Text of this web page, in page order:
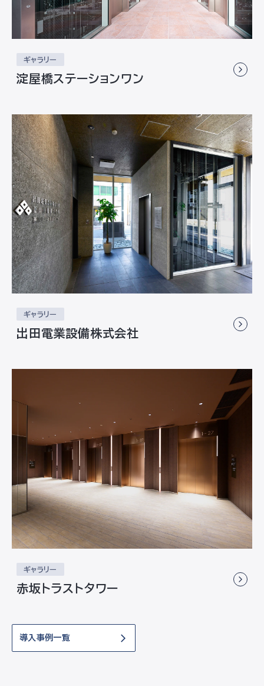
ギャラリー
淀屋橋ステーションワン
ギャラリー
出田電業設備株式会社
ギャラリー
赤坂トラストタワー
導入事例一覧